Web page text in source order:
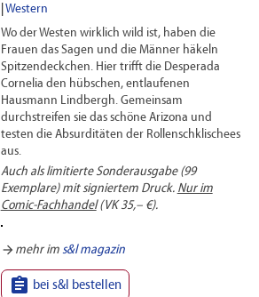
Western
Wo der Westen wirklich wild ist, haben die
Frauen das Sagen und die Männer häkeln
Spitzendeckchen. Hier trifft die Desperada
Cornelia den hübschen, entlaufenen
Hausmann Lindbergh. Gemeinsam
durchstreifen sie das schöne Arizona und
testen die Absurditäten der Rollenschklischees
aus.
Auch als limitierte Sonderausgabe (99
Exemplare) mit signiertem Druck. Nur im
Comic-Fachhandel(VK 35,– €).
arrow_forward mehr im s&l magazin
 bei s&l bestellen